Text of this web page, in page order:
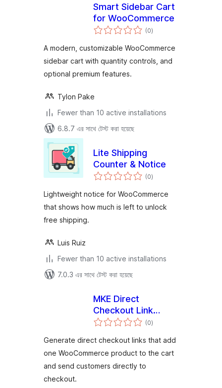
Smart Sidebar Cart
for WooCommerce
(0total
ratings
)
A modern, customizable WooCommerce
sidebar cart with quantity controls, and
optional premium features.
Tylon Pake
Fewer than 10 active installations
6.8.7 এর সাথে টেস্ট করা হয়েছে
Lite Shipping
Counter & Notice
(0total
ratings
)
Lightweight notice for WooCommerce
that shows how much is left to unlock
free shipping.
Luis Ruiz
Fewer than 10 active installations
7.0.3 এর সাথে টেস্ট করা হয়েছে
MKE Direct
Checkout Link
Generator for
(0total
ratings
)
Generate direct checkout links that add
one WooCommerce product to the cart
and send customers directly to
checkout.